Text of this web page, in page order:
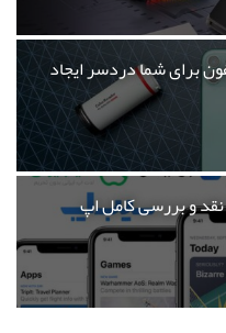
برای شما دردسر ایجاد
نقد و بررسی کامل اپ